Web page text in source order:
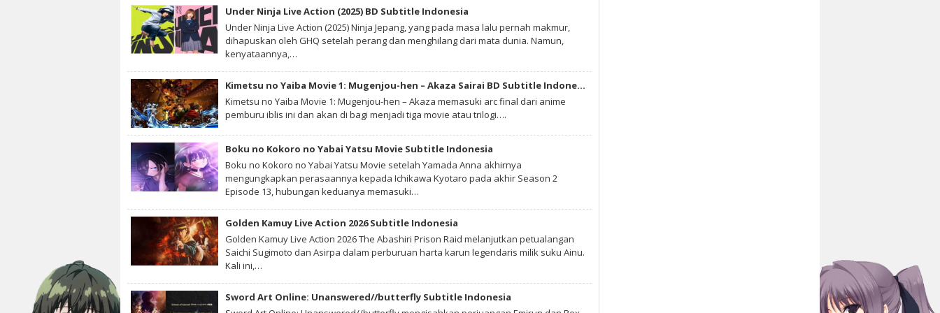
Under Ninja Live Action (2025) BD Subtitle Indonesia
Under Ninja Live Action (2025) Ninja Jepang, yang pada masa lalu pernah makmur,
dihapuskan oleh GHQ setelah perang dan menghilang dari mata dunia. Namun,
kenyataannya,…
Kimetsu no Yaiba Movie 1: Mugenjou-hen – Akaza Sairai BD Subtitle Indonesia
Kimetsu no Yaiba Movie 1: Mugenjou-hen – Akaza memasuki arc final dari anime
pemburu iblis ini dan akan di bagi menjadi tiga movie atau trilogi….
Boku no Kokoro no Yabai Yatsu Movie Subtitle Indonesia
Boku no Kokoro no Yabai Yatsu Movie setelah Yamada Anna akhirnya
mengungkapkan perasaannya kepada Ichikawa Kyotaro pada akhir Season 2
Episode 13, hubungan keduanya memasuki…
Golden Kamuy Live Action 2026 Subtitle Indonesia
Golden Kamuy Live Action 2026 The Abashiri Prison Raid melanjutkan petualangan
Saichi Sugimoto dan Asirpa dalam perburuan harta karun legendaris milik suku Ainu.
Kali ini,…
Sword Art Online: Unanswered//butterfly Subtitle Indonesia